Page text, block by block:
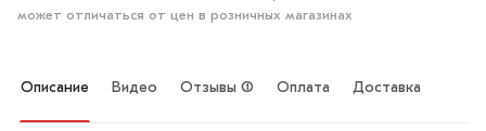
может отличаться от цен в розничных магазинах
Описание Видео Отзывы (1) Оплата Доставка